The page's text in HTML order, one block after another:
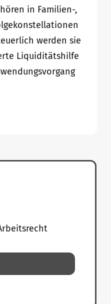
in Familien-,
werden sie
Liquiditätshilfe